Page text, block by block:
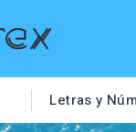
Letras y